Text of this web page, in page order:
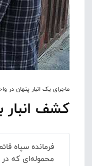
ماجرای یک انبار پنهان در
کشف انبار بزرگ
محموله‌ای که